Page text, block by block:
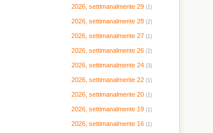
2026, settimanalmente 29 (1)
2026, settimanalmente 28 (2)
2026, settimanalmente 27 (1)
2026, settimanalmente 26 (2)
2026, settimanalmente 24 (3)
2026, settimanalmente 22 (1)
2026, settimanalmente 20 (1)
2026, settimanalmente 19 (1)
2026, settimanalmente 16 (1)